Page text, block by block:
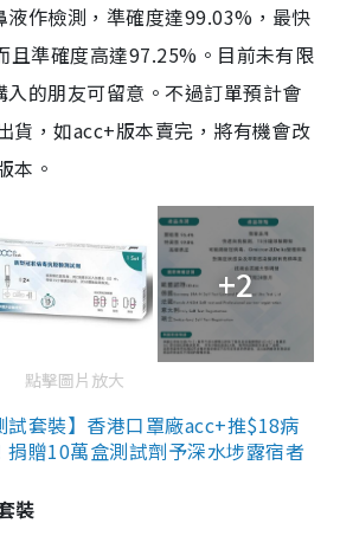
液作檢測，準確度達99.03%，最快
且準確度高達97.25%。目前未有限
的朋友可留意。不過訂單預計會
貨，如acc+版本賣完，將有機會改
本。
+2
點擊圖片放大
試套裝】香港口罩廠acc+推$18病
贈10萬盒測試劑予深水埗露宿者
裝